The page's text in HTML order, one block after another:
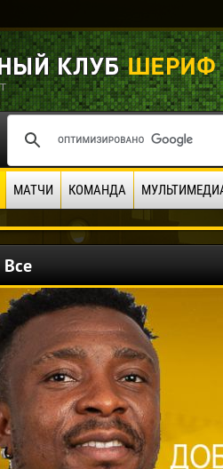
МАТЧИ КОМАНДА
Все